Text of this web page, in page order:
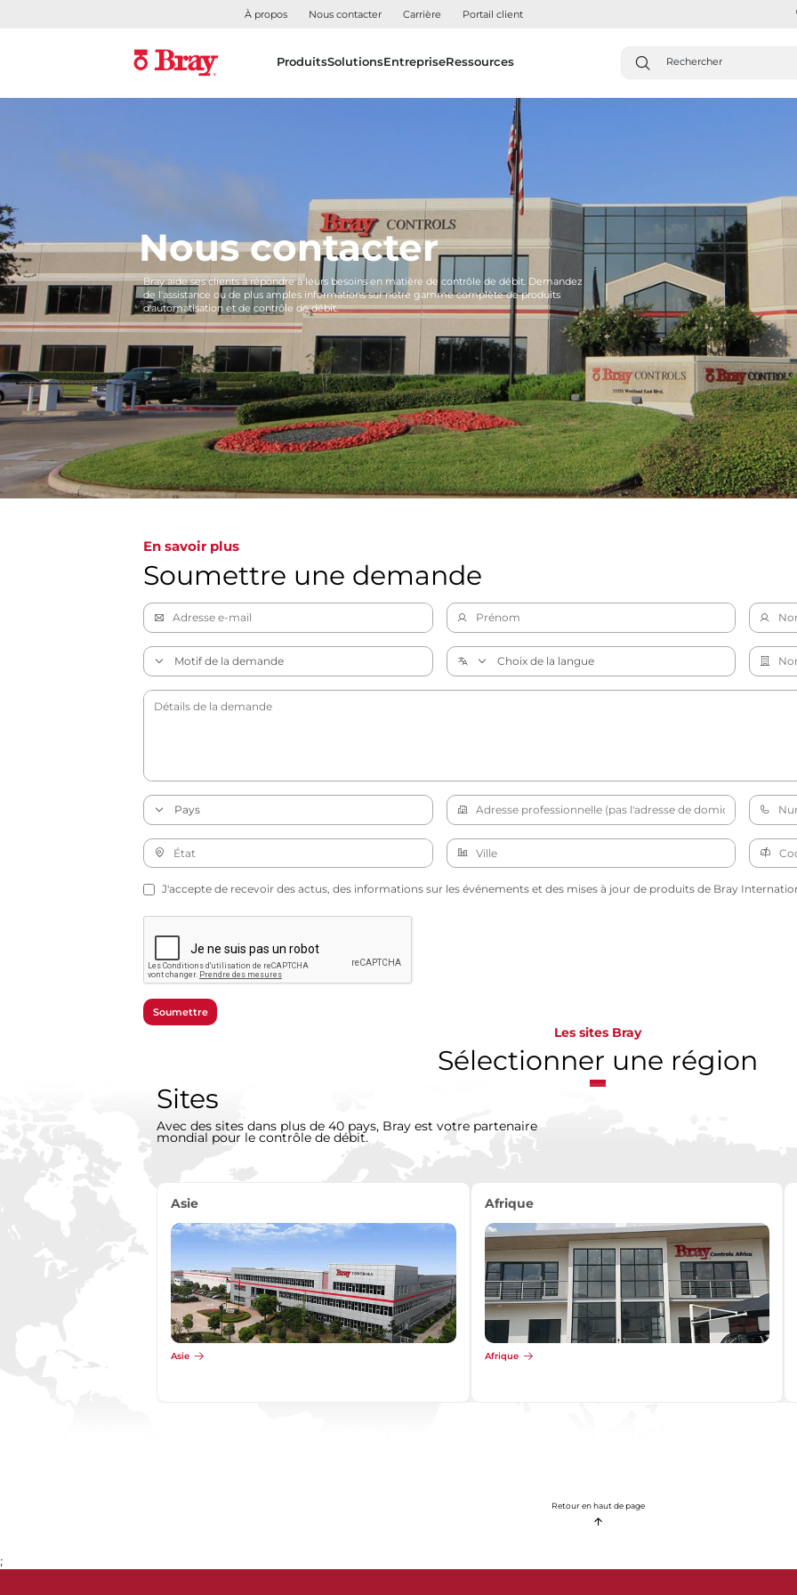
À propos Nous contacter Carrière Portail client
ProduitsSolutionsEntrepriseRessources
Nous contacter
Bray aide ses clients à répondre à leurs besoins en matière de contrôle de débit. Demandez
de l'assistance ou de plus amples informations sur notre gamme complète de produits
d'automatisation et de contrôle de débit.
En savoir plus
Soumettre une demande
J'accepte de recevoir des actus, des informations sur les événements et des mises à jour de produits de Bray
Soumettre
Les sites Bray
Sélectionner une région
Sites
Avec des sites dans plus de 40 pays, Bray est votre partenaire
mondial pour le contrôle de débit.
Asie
Asie
Afrique
Afrique
Retour en haut de page
;